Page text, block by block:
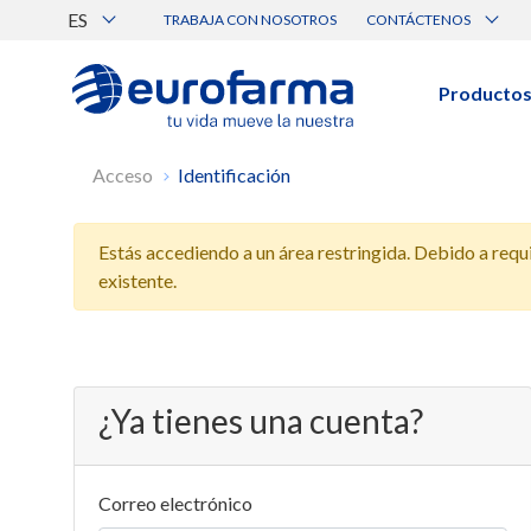
ES TRABAJA CON NOSOTROS CONTÁCTENOS
Canal de Ética Eurofarma
Productos
Acceso Identificación
Estás accediendo a un área restringida. Debido a
existente.
¿Ya tienes una cuenta?
Correo electrónico